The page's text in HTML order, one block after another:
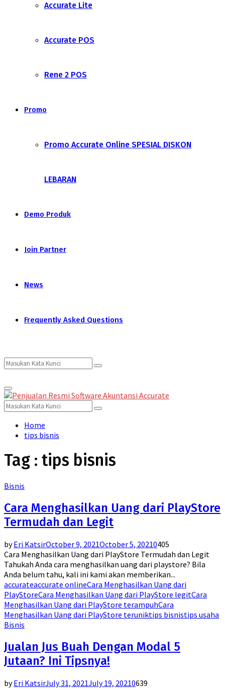
Accurate Lite
Accurate POS
Rene 2 POS
Promo
Promo Accurate Online SPESIAL DISKON
LEBARAN
Demo Produk
Join Partner
News
Frequently Asked Questions
Search
for:
Search
Primary
Menu
Search
for:
Search
Home
tips bisnis
Tag : tips bisnis
Bisnis
Cara Menghasilkan Uang dari PlayStore
Termudah dan Legit
byEri KatsirOctober 9, 2021October 5, 20210405
Cara Menghasilkan Uang dari PlayStore Termudah dan Legit
Tahukah Anda cara menghasilkan uang dari playstore? Bila
Anda belum tahu, kali ini kami akan memberikan...
accurateaccurate onlineCara Menghasilkan Uang dari
PlayStoreCara Menghasilkan Uang dari PlayStore legitCara
Menghasilkan Uang dari PlayStore terampuhCara
Menghasilkan Uang dari PlayStore teruniktips bisnistips usaha
Bisnis
Jualan Jus Buah Dengan Modal 5
Jutaan? Ini Tipsnya!
byEri KatsirJuly 31, 2021July 19, 20210639